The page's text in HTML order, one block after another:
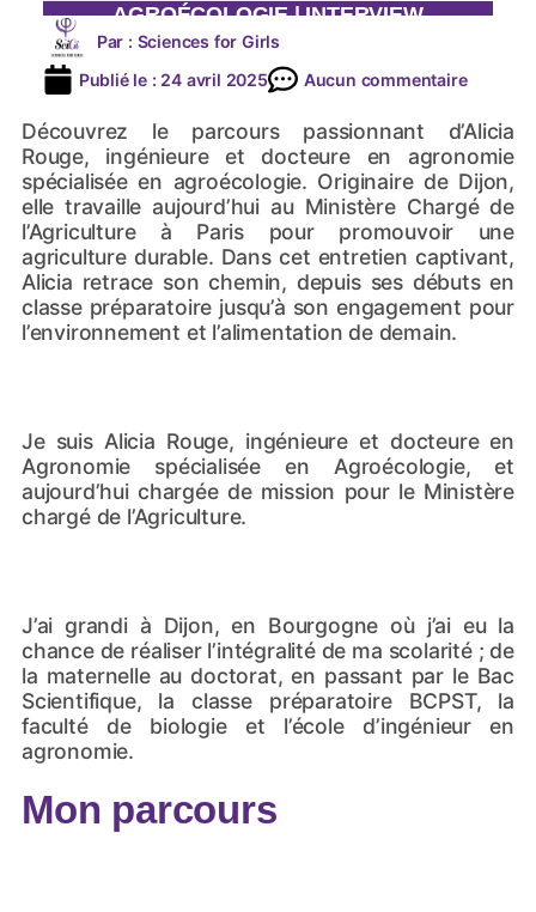
AGROÉCOLOGIE|INTERVIEW
Par : Sciences for Girls
Publié le : 24 avril 2025 Aucun commentaire
Découvrez le parcours passionnant d’Alicia
Rouge, ingénieure et docteure en agronomie
spécialisée en agroécologie. Originaire de Dijon,
elle travaille aujourd’hui au Ministère Chargé de
l’Agriculture à Paris pour promouvoir une
agriculture durable. Dans cet entretien captivant,
Alicia retrace son chemin, depuis ses débuts en
classe préparatoire jusqu’à son engagement pour
l’environnement et l’alimentation de demain.
Je suis Alicia Rouge, ingénieure et docteure en
Agronomie spécialisée en Agroécologie, et
aujourd’hui chargée de mission pour le Ministère
chargé de l’Agriculture.
J’ai grandi à Dijon, en Bourgogne où j’ai eu la
chance de réaliser l’intégralité de ma scolarité ; de
la maternelle au doctorat, en passant par le Bac
Scientifique, la classe préparatoire BCPST, la
faculté de biologie et l’école d’ingénieur en
agronomie.
Mon parcours